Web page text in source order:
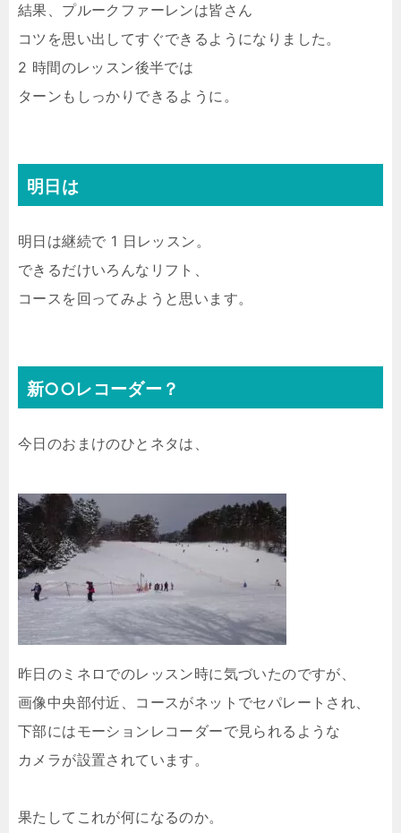
結果、プルークファーレンは皆さん
コツを思い出してすぐできるようになりました。
2 時間のレッスン後半では
ターンもしっかりできるように。
明日は
明日は継続で 1 日レッスン。
できるだけいろんなリフト、
コースを回ってみようと思います。
新○○レコーダー？
今日のおまけのひとネタは、
昨日のミネロでのレッスン時に気づいたのですが、
画像中央部付近、コースがネットでセパレートされ、
下部にはモーションレコーダーで見られるような
カメラが設置されています。
果たしてこれが何になるのか。